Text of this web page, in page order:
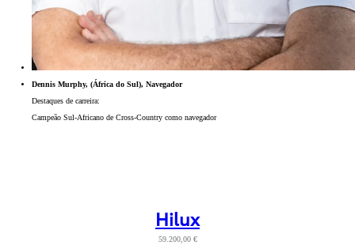
Dennis Murphy, (África do Sul), Navegador
Destaques de carreira:
Campeão Sul-Africano de Cross-Country como navegador
Hilux
59.200,00 €